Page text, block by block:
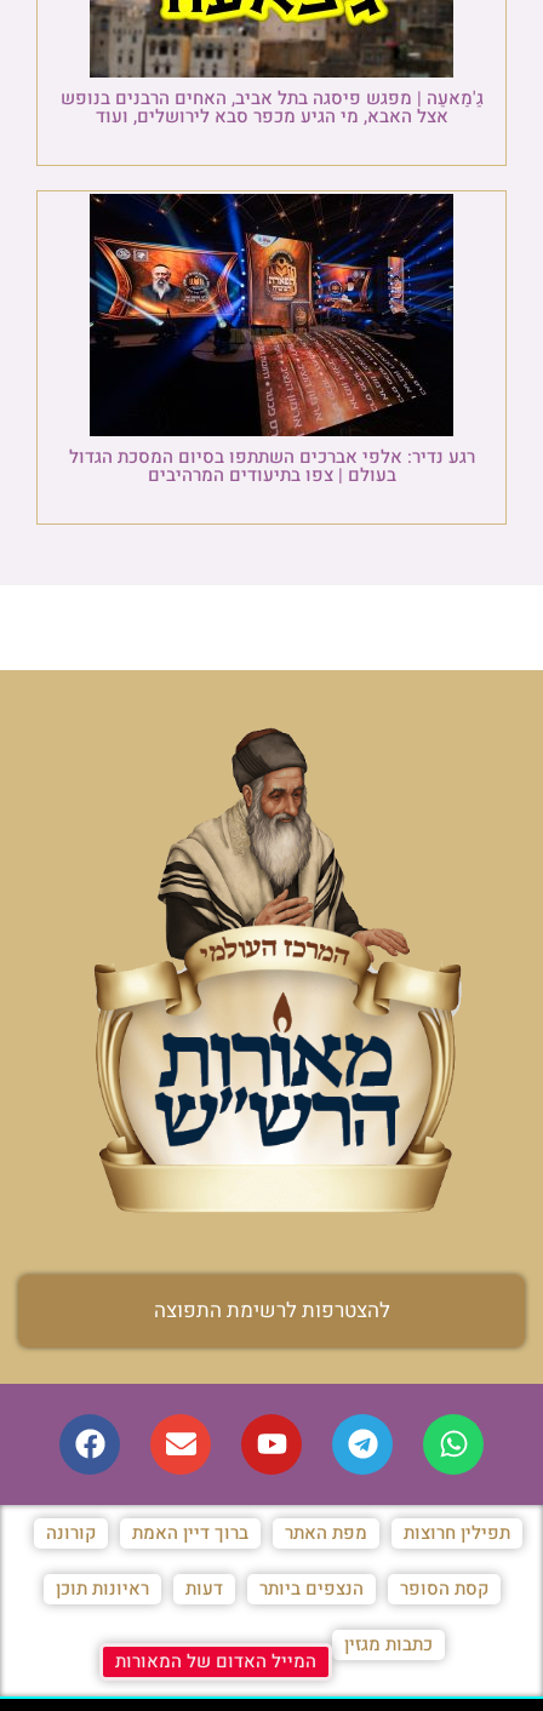
גַ'מַאעַה | מפגש פיסגה בתל אביב, האחים הרבנים בנופש
אצל האבא, מי הגיע מכפר סבא לירושלים, ועוד
רגע נדיר: אלפי אברכים השתתפו בסיום המסכת הגדול
בעולם | צפו בתיעודים המרהיבים
להצטרפות לרשימת התפוצה
תפילין חרוצות מפת האתר ברוך דיין האמת קורונה
קסת הסופר הנצפים ביותר דעות ראיונות תוכן
כתבות מגזין
המייל האדום של המאורות